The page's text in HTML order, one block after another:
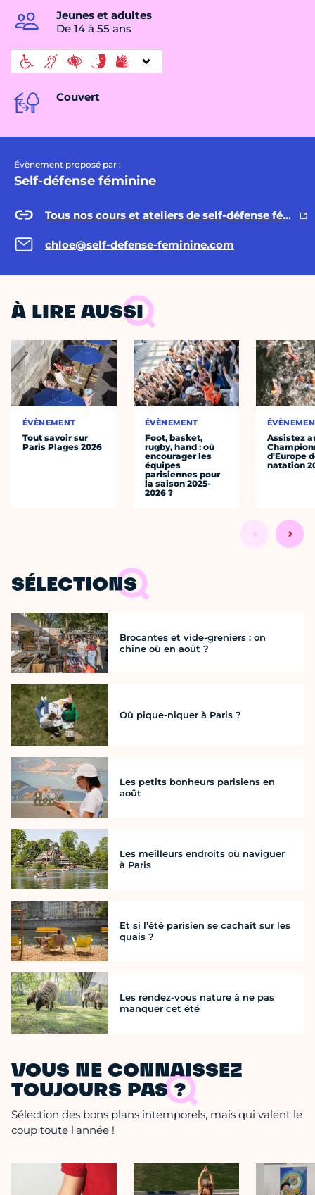
Jeunes et adultes
De 14 à 55 ans
Couvert
Évènement proposé par :
Self-défense féminine
Tous nos cours et ateliers de self-défense féminine
chloe@self-defense-feminine.com
À LIRE AUSSI
ÉVÈNEMENT
Tout savoir sur
Paris Plages 2026
ÉVÈNEMENT
Foot, basket,
rugby, hand : où
encourager les
équipes
parisiennes pour
la saison 2025-
2026 ?
Assistez
d'Europe
natation
SÉLECTIONS
Brocantes et vide-greniers : on
chine où en août ?
Où pique-niquer à Paris ?
Les petits bonheurs parisiens en
août
Les meilleurs endroits où naviguer
à Paris
Et si l’été parisien se cachait sur les
quais ?
Les rendez-vous nature à ne pas
manquer cet été
VOUS NE CONNAISSEZ
TOUJOURS PAS ?
Sélection des bons plans intemporels, mais qui valent le
coup toute l'année !